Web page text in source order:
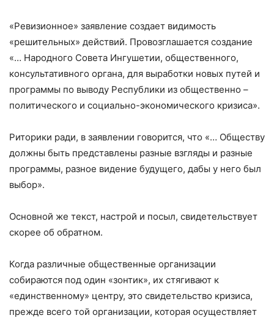
«Ревизионное» заявление создает видимость
«решительных» действий. Провозглашается создание
«… Народного Совета Ингушетии, общественного,
консультативного органа, для выработки новых путей и
программы по выводу Республики из общественно –
политического и социально-экономического кризиса».
Риторики ради, в заявлении говорится, что «… Обществу
должны быть представлены разные взгляды и разные
программы, разное видение будущего, дабы у него был
выбор».
Основной же текст, настрой и посыл, свидетельствует
скорее об обратном.
Когда различные общественные организации
собираются под один «зонтик», их стягивают к
«единственному» центру, это свидетельство кризиса,
прежде всего той организации, которая осуществляет